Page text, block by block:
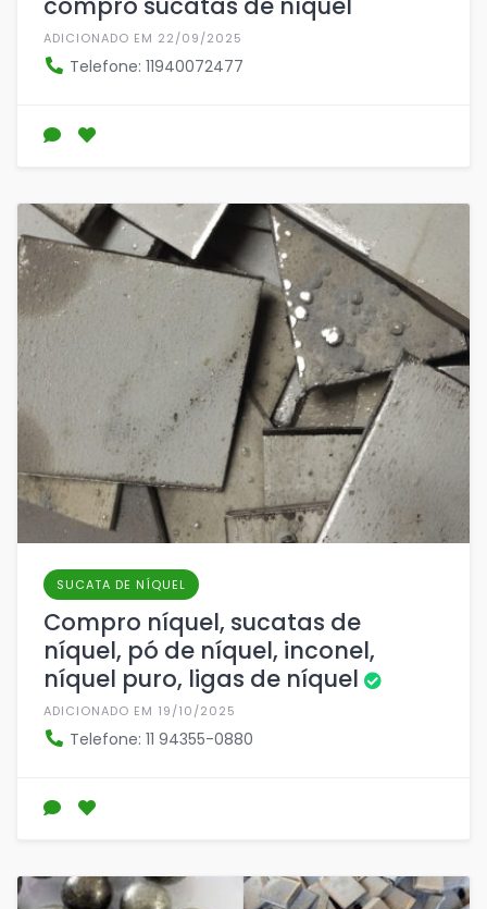
ADICIONADO EM 22/09/2025
Telefone: 11940072477
SUCATA DE NÍQUEL
Compro níquel, sucatas de
níquel, pó de níquel, inconel,
níquel puro, ligas de níquel
ADICIONADO EM 19/10/2025
Telefone: 11 94355-0880